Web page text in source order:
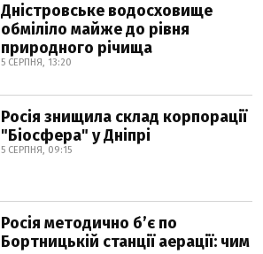
Дністровське водосховище
обміліло майже до рівня
природного річища
5 СЕРПНЯ, 13:20
Росія знищила склад корпорації
"Біосфера" у Дніпрі
5 СЕРПНЯ, 09:15
Росія методично б’є по
Бортницькій станції аерації: чим